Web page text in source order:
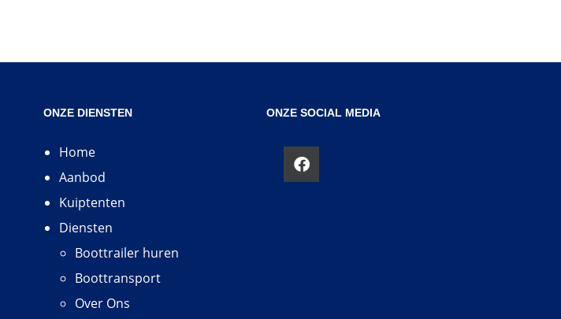
ONZE DIENSTEN
Home
Aanbod
Kuiptenten
Diensten
Boottrailer huren
Boottransport
Over Ons
ONZE SOCIAL MEDIA